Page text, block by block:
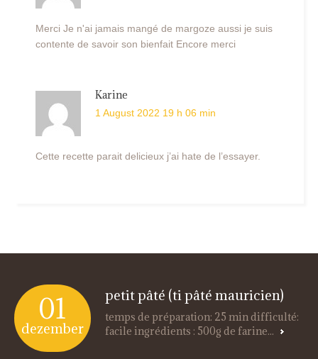
Merci Je n'ai jamais mangé de margoze aussi je suis
contente de savoir son bienfait Encore merci
Karine
1 August 2022 19 h 06 min
Cette recette parait delicieux j’ai hate de l’essayer.
01
dezember
petit pâté (ti pâté mauricien)
temps de préparation: 25 min difficulté:
facile ingrédients : 500g de farine...